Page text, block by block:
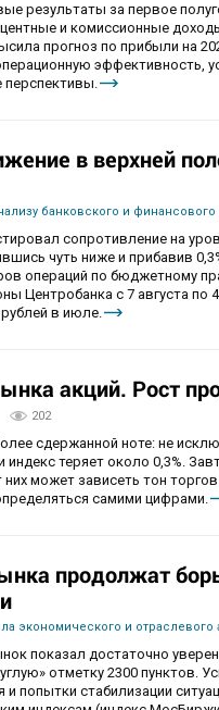
результаты за первое
и комиссионные
прогноз по прибыли на
эффективность,
перспективы.
в верхней
банковского и
сопротивление на
чуть ниже и прибавив
операций по бюджетному
Центробанка с 7 августа по
в июле.
акций. Рост
202
сдержанной ноте: не
индекс теряет около 0,3%.
может зависеть тон торгов
самими цифрами.
продолжат
экономического и отраслевого
показал достаточно
отметку 2300 пунктов.
попытки стабилизации